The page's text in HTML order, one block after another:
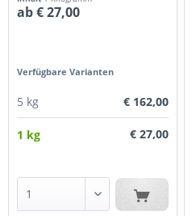
ab € 27,00
Verfügbare Varianten
5 kg € 162,00
1 kg € 27,00